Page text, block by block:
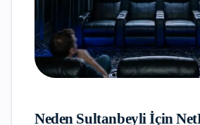
Neden Sultanbeyliİçin